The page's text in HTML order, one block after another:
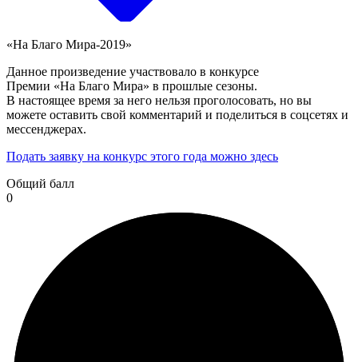
«На Благо Мира-2019»
Данное произведение участвовало в конкурсе
Премии «На Благо Мира» в прошлые сезоны.
В настоящее время за него нельзя проголосовать, но вы
можете оставить свой комментарий и поделиться в соцсетях и
мессенджерах.
Подать заявку на конкурс этого года можно здесь
Общий балл
0